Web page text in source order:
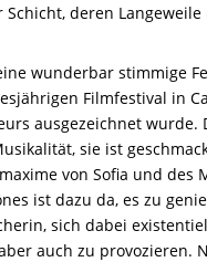
deren
wunderbar stimmige
Filmfestival in
ausgezeichnet wurde.
sie ist
von Sofia und des
ist dazu da, es zu
sich dabei
auch zu provozieren.